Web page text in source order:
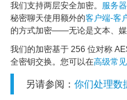
我们支持两层安全加密。 服务
秘密聊天使用额外的客户端-客
的方式加密——无论是文本、媒
我们的加密基于 256 位对称
全密钥交换。您可以在高级常
另请参阅： 你们处理数